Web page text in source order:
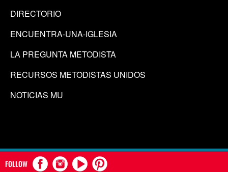
DIRECTORIO
ENCUENTRA-UNA-IGLESIA
LA PREGUNTA METODISTA
RECURSOS METODISTAS UNIDOS
NOTICIAS MU
FOLLOW